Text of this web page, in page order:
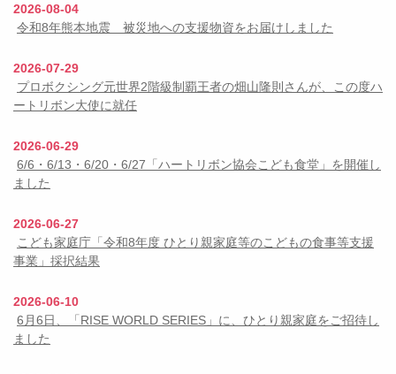
2026-08-04
令和8年熊本地震 被災地への支援物資をお届けしました
2026-07-29
プロボクシング元世界2階級制覇王者の畑山隆則さんが、この度ハ
ートリボン大使に就任
2026-06-29
6/6・6/13・6/20・6/27「ハートリボン協会こども食堂」を開催し
ました
2026-06-27
こども家庭庁「令和8年度 ひとり親家庭等のこどもの食事等支援
事業」採択結果
2026-06-10
6月6日、「RISE WORLD SERIES」に、ひとり親家庭をご招待し
ました